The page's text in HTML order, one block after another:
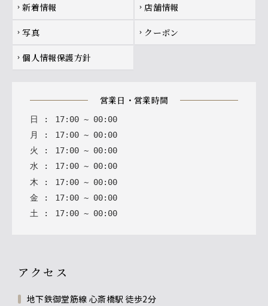
chevron_right 新着情報 chevron_right 店舗情報
chevron_right 写真 chevron_right クーポン
chevron_right 個人情報保護方針
営業日・営業時間
日 : 17: 00 ~ 00: 00
月
: 17: 00 ~ 00: 00
火
: 17: 00 ~ 00: 00
水 : 17: 00 ~ 00: 00
木 : 17: 00 ~ 00: 00
金 : 17: 00 ~ 00: 00
土 : 17: 00 ~ 00: 00
アクセス
地下鉄御堂筋線 心斎橋駅 徒歩2分